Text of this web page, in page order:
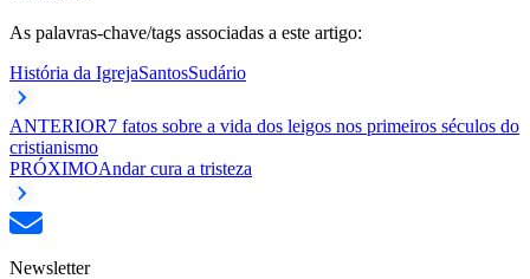
As palavras-chave/tags associadas a este artigo:
História da IgrejaSantosSudário
ANTERIOR7 fatos sobre a vida dos leigos nos primeiros séculos do
cristianismo
PRÓXIMOAndar cura a tristeza
Newsletter